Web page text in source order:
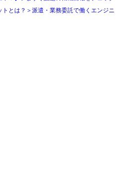
トとは？＞派遣・業務委託で働くエンジニ